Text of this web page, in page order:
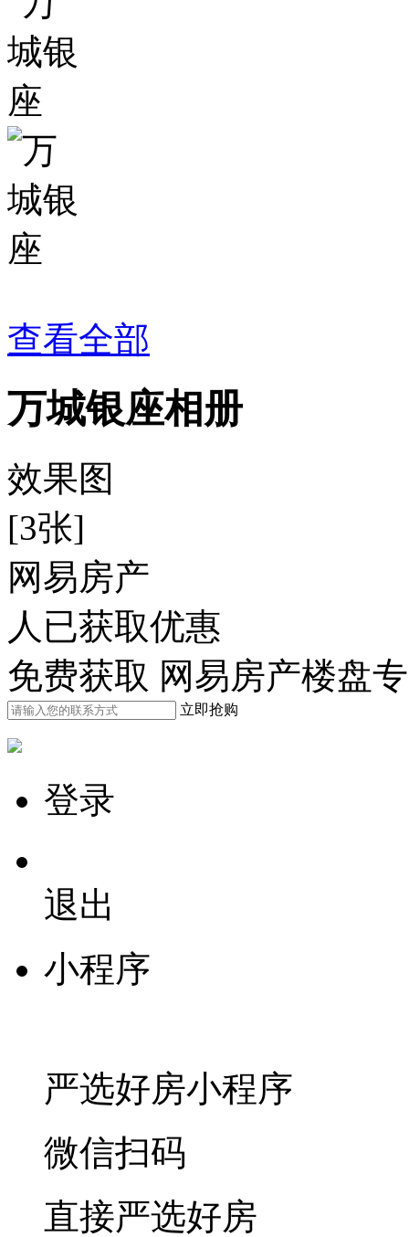
查看全部
万城银座相册
效果图
[3张]
网易房产
人已获取优惠
免费获取 网易房产楼盘
立即抢购
登录
退出
小程序
严选好房小程序
微信扫码
直接严选好房